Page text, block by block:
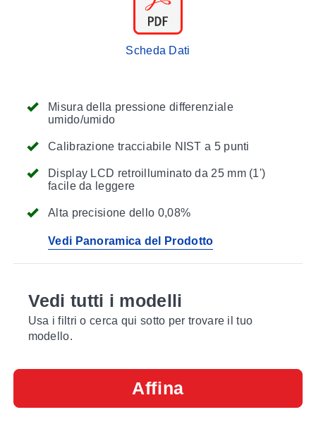
Misura della pressione differenziale
umido/umido
Calibrazione tracciabile NIST a 5 punti
Display LCD retroilluminato da 25 mm (1')
facile da leggere
Alta precisione dello 0,08%
Vedi Panoramica del Prodotto
Scheda Dati
Vedi tutti i modelli
Usa i filtri o cerca qui sotto per trovare il tuo
modello.
Affina